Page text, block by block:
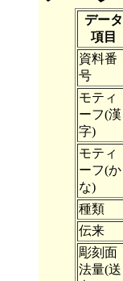
データ
項目
資料番
号
モティ
ーフ(漢
字)
モティ
ーフ(か
な)
種類
伝来
彫刻面
法量(送